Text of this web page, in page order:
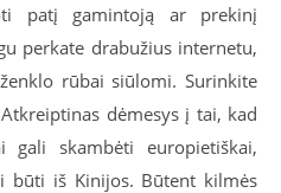
patį gamintoją ar prekinį
perkate drabužius internetu,
rūbai siūlomi. Surinkite
dėmesys į tai, kad
skambėti europietiškai,
būti iš Kinijos. Būtent kilmės